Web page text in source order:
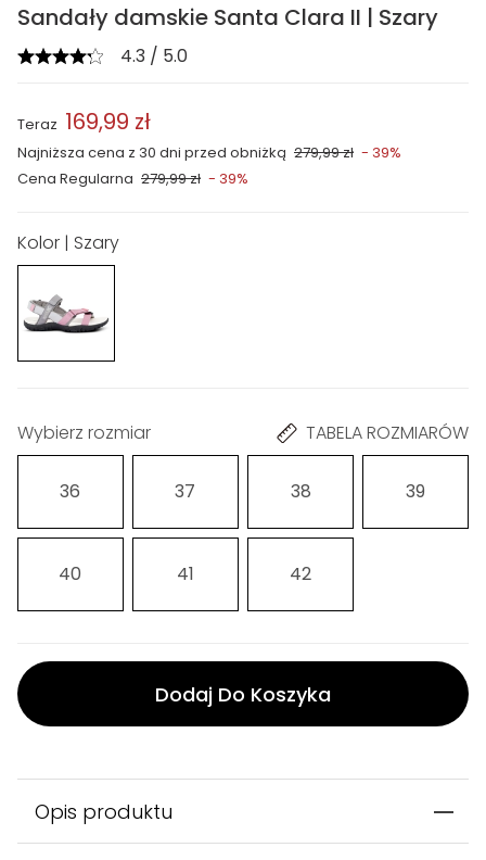
Sandały damskie Santa Clara II | Szary
4.3 / 5.0
Cena Regularna 279,99 zł - 39%
Najniższa cena z 30 dni przed obniżką 279,99 zł - 39%
Teraz 169,99 zł
Kolor | Szary
Wybierz rozmiar TABELA ROZMIARÓW
36 37 38 39
40 41 42
Dodaj Do Koszyka
Opis produktu